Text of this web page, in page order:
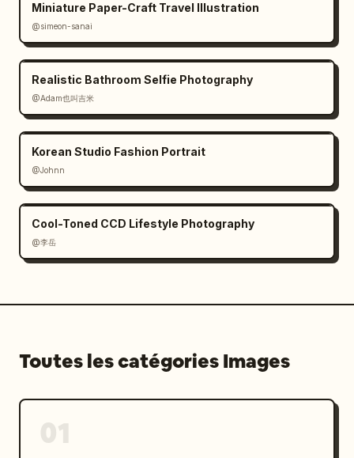
Miniature Paper-Craft Travel Illustration
@simeon-sanai
Realistic Bathroom Selfie Photography
@Adam也叫吉米
Korean Studio Fashion Portrait
@Johnn
Cool-Toned CCD Lifestyle Photography
@李岳
Toutes les catégories Images